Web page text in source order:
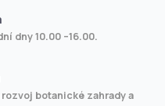
dny 10.00 –16.00.
botanické zahrady a